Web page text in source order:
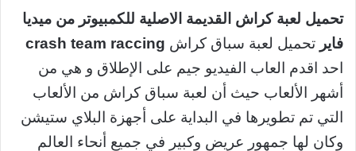
تحميل لعبة كراش القديمة الاصلية للكمبيوتر من ميديا
فاير تحميل لعبة سباق كراش crash team raccing
احد اقدم العاب الفيديو جيم على الإطلاق و هي من
أشهر الألعاب حيث أن لعبة سباق كراش من الألعاب
التي تم تطويرها في البداية على أجهزة البلاي ستيشن
وكان لها جمهور عريض وكبير في جميع أنحاء العالم